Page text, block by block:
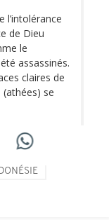
l’intolérance
de Dieu
le
assassinés.
claires de
se